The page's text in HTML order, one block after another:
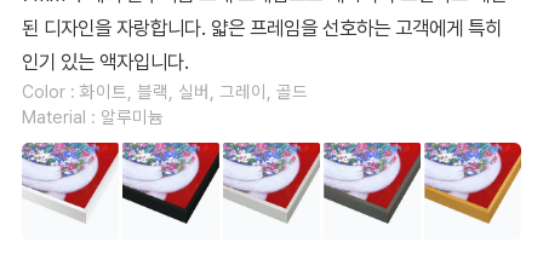
된 디자인을 자랑합니다. 얇은 프레임을 선호하는 고객에게 특히
인기 있는 액자입니다.
Color : 화이트, 블랙, 실버, 그레이, 골드
Material : 알루미늄